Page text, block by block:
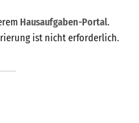
Hausaufgaben-Portal.
ist nicht erforderlich.